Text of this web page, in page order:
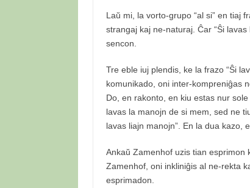
Laŭ mi, la vorto-grupo “al si” en tiaj
strangaj kaj ne-naturaj. Ĉar “Ŝi
sencon.
Tre eble iuj plendis, ke la frazo “Ŝi
komunikado, oni inter-kompreniĝas
Do, en rakonto, en kiu estas nur
lavas la manojn de si mem, sed ne
lavas liajn manojn”. En la dua kazo,
Ankaŭ Zamenhof uzis tian esprimon
Zamenhof, oni inkliniĝis al ne-rekta
esprimadon.